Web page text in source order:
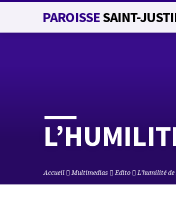
PAROISSESAINT-
Accueil Multimedias Edito L’humilité